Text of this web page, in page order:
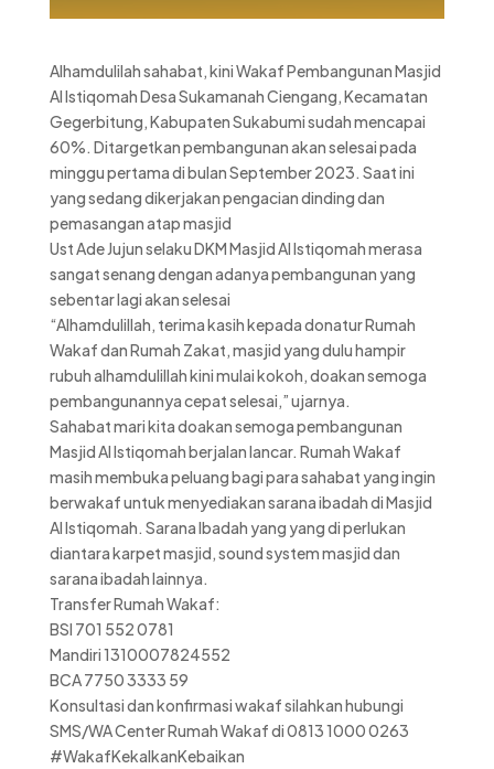
Alhamdulilah sahabat, kini Wakaf Pembangunan Masjid
Al Istiqomah Desa Sukamanah Ciengang, Kecamatan
Gegerbitung, Kabupaten Sukabumi sudah mencapai
60%. Ditargetkan pembangunan akan selesai pada
minggu pertama di bulan September 2023. Saat ini
yang sedang dikerjakan pengacian dinding dan
pemasangan atap masjid
Ust Ade Jujun selaku DKM Masjid Al Istiqomah merasa
sangat senang dengan adanya pembangunan yang
sebentar lagi akan selesai
“Alhamdulillah, terima kasih kepada donatur Rumah
Wakaf dan Rumah Zakat, masjid yang dulu hampir
rubuh alhamdulillah kini mulai kokoh, doakan semoga
pembangunannya cepat selesai,” ujarnya.
Sahabat mari kita doakan semoga pembangunan
Masjid Al Istiqomah berjalan lancar. Rumah Wakaf
masih membuka peluang bagi para sahabat yang ingin
berwakaf untuk menyediakan sarana ibadah di Masjid
Al Istiqomah. Sarana Ibadah yang yang di perlukan
diantara karpet masjid, sound system masjid dan
sarana ibadah lainnya.
Transfer Rumah Wakaf:
BSI 701 552 0781
Mandiri 1310007824552
BCA 7750 3333 59
Konsultasi dan konfirmasi wakaf silahkan hubungi
SMS/WA Center Rumah Wakaf di 0813 1000 0263
#WakafKekalkanKebaikan